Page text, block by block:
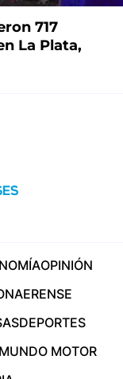
717
La Plata,
OPINIÓN
DEPORTES
MOTOR